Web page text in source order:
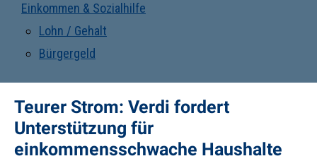
Einkommen & Sozialhilfe
Lohn / Gehalt
Bürgergeld
Teurer Strom: Verdi fordert
Unterstützung für
einkommensschwache Haushalte